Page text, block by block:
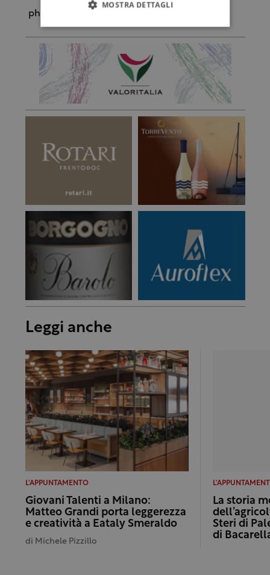
ph. Marco scarpa
Leggi anche
L'APPUNTAMENTO
Giovani Talenti a Milano:
Matteo Grandi porta leggerezza
e creatività a Eataly Smeraldo
di Michele Pizzillo
La storia
Steri di
di
MOSTRA DETTAGLI